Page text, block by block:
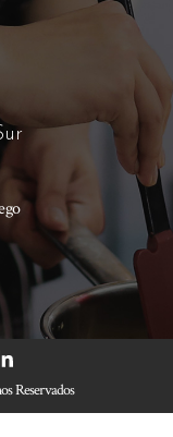
Reservados